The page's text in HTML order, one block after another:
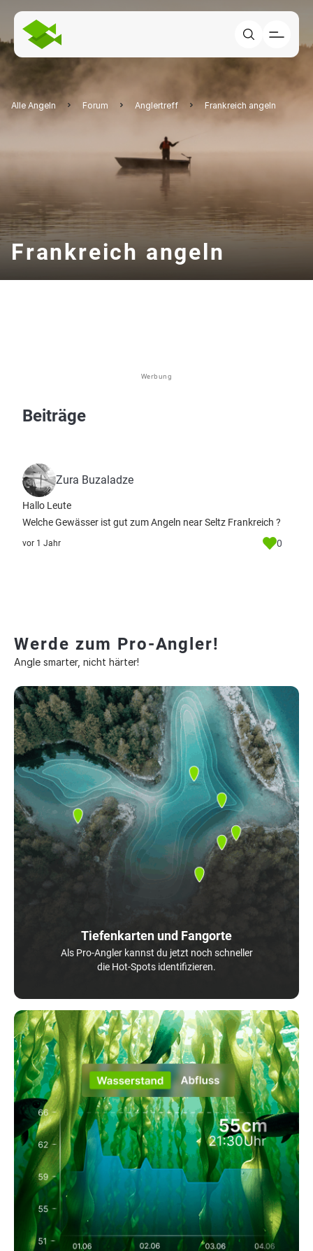
Alle Angeln Forum Anglertreff Frankreich angeln
Frankreich angeln
Werbung
Beiträge
Zura Buzaladze
Hallo Leute
Welche Gewässer ist gut zum Angeln near Seltz Frankreich ?
vor 1 Jahr 0
Werde zum Pro-Angler!
Angle smarter, nicht härter!
Tiefenkarten und Fangorte
Als Pro-Angler kannst du jetzt noch schneller
die Hot-Spots identifizieren.